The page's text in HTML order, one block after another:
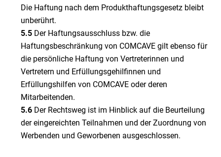
Die Haftung nach dem Produkthaftungsgesetz bleibt
unberührt.
5.5 Der Haftungsausschluss bzw. die
Haftungsbeschränkung von COMCAVE gilt ebenso für
die persönliche Haftung von Vertreterinnen und
Vertretern und Erfüllungsgehilfinnen und
Erfüllungshilfen von COMCAVE oder deren
Mitarbeitenden.
5.6 Der Rechtsweg ist im Hinblick auf die Beurteilung
der eingereichten Teilnahmen und der Zuordnung von
Werbenden und Geworbenen ausgeschlossen.